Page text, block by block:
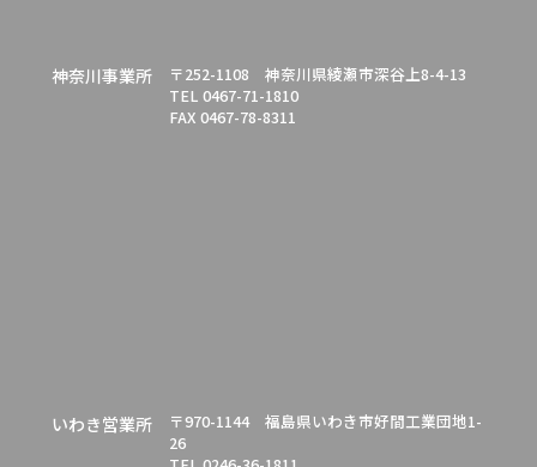
神奈川事業所
〒252-1108 神奈川県綾瀬市深谷上8-4-13
TEL 0467-71-1810
FAX 0467-78-8311
いわき営業所
〒970-1144 福島県いわき市好間工業団地1-
26